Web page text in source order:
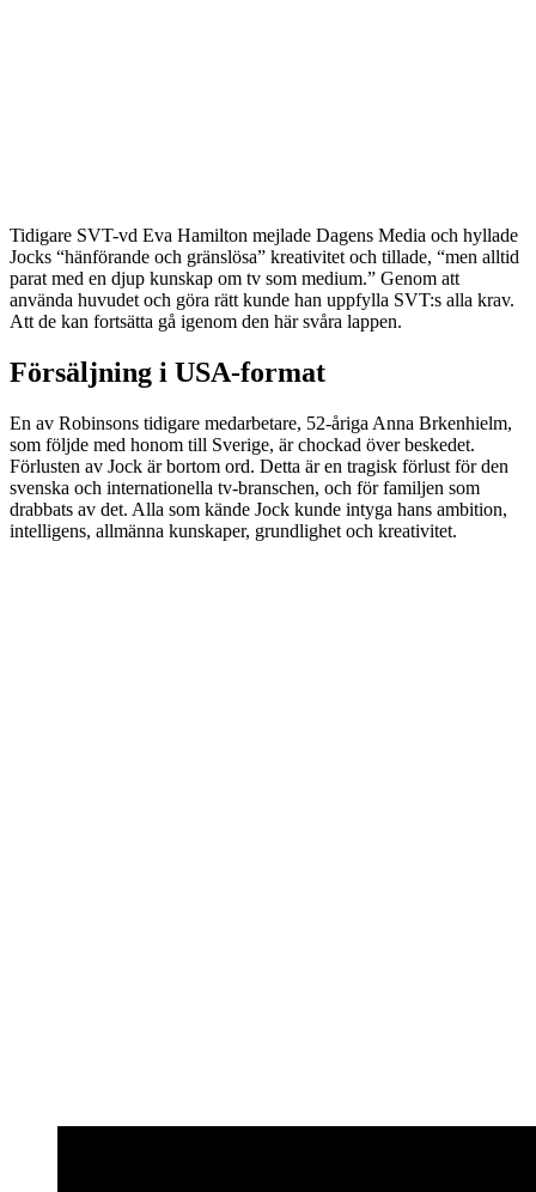
Tidigare SVT-vd Eva Hamilton mejlade Dagens Media och hyllade
Jocks “hänförande och gränslösa” kreativitet och tillade, “men alltid
parat med en djup kunskap om tv som medium.” Genom att
använda huvudet och göra rätt kunde han uppfylla SVT:s alla krav.
Att de kan fortsätta gå igenom den här svåra lappen.
Försäljning i USA-format
En av Robinsons tidigare medarbetare, 52-åriga Anna Brkenhielm,
som följde med honom till Sverige, är chockad över beskedet.
Förlusten av Jock är bortom ord. Detta är en tragisk förlust för den
svenska och internationella tv-branschen, och för familjen som
drabbats av det. Alla som kände Jock kunde intyga hans ambition,
intelligens, allmänna kunskaper, grundlighet och kreativitet.